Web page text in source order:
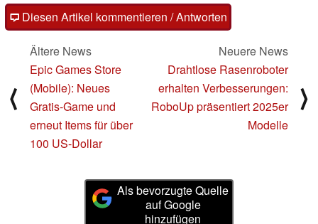
Diesen Artikel kommentieren / Antworten
⟨
Ältere News
Epic Games Store
(Mobile): Neues
Gratis-Game und
erneut Items für über
100 US-Dollar
Neuere News
Drahtlose Rasenroboter
erhalten Verbesserungen:
RoboUp präsentiert 2025er
Modelle
⟩
Als bevorzugte Quelle
auf Google
hinzufügen